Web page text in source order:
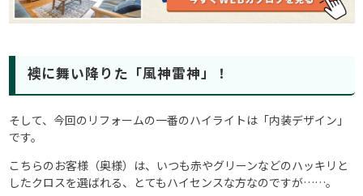
襖に舞い降りた「風神雷神」！
そして、今回のリフォームの一番のハイライトは「内装デザイン」
です。
こちらのお客様（奥様）は、いつも赤やグリーンなどのハッキリと
したクロスを選ばれる、とてもハイセンスな方なのですが……。